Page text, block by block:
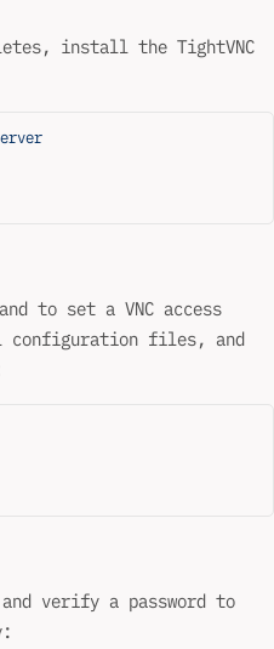
install the TightVNC
to set a VNC access
configuration files, and
verify a password to